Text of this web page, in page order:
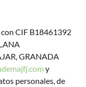
con CIF B18461392
GRANADA
y
personales, de